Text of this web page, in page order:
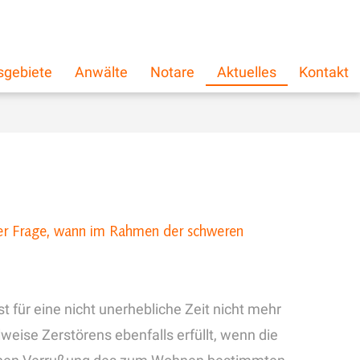
Anwälte Notare Aktuelles Kontakt
wann im Rahmen der schweren
für eine nicht unerhebliche Zeit nicht mehr
Zerstörens ebenfalls erfüllt, wenn die